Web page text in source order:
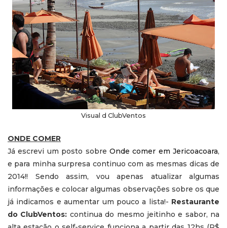
Visual d ClubVentos
ONDE COMER
Já escrevi um posto sobre Onde comer em Jericoacoara,
e para minha surpresa continuo com as mesmas dicas de
2014!! Sendo assim, vou apenas atualizar algumas
informações e colocar algumas observações sobre os que
já indicamos e aumentar um pouco a lista!- Restaurante
do ClubVentos: continua do mesmo jeitinho e sabor, na